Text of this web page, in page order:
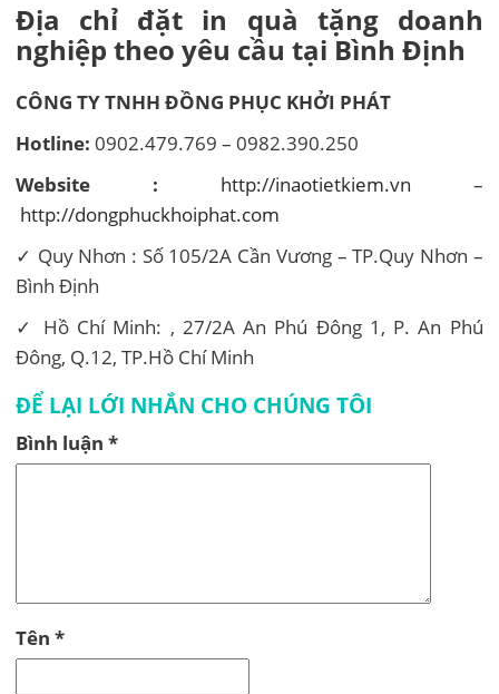
Địa chỉ đặt in quà tặng doanh
nghiệp theo yêu cầu tại Bình Định
CÔNG TY TNHH ĐỒNG PHỤC KHỞI PHÁT
Hotline: 0902.479.769 – 0982.390.250
Website :
http://inaotietkiem.vn –
http://dongphuckhoiphat.com
✓ Quy Nhơn : Số 105/2A Cần Vương – TP.Quy Nhơn –
Bình Định
✓ Hồ Chí Minh: , 27/2A An Phú Đông 1, P. An Phú
Đông, Q.12, TP.Hồ Chí Minh
ĐỂ LẠI LỚI NHẮN CHO CHÚNG TÔI
Bình luận*
Tên*